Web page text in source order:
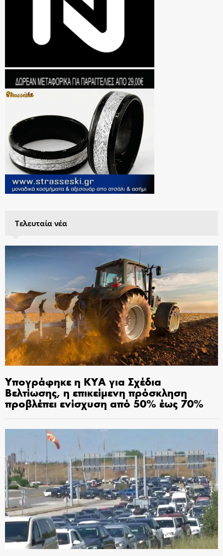
Τελευταία νέα
Υπογράφηκε η ΚΥΑ για Σχέδια
Βελτίωσης, η επικείμενη πρόσκληση
προβλέπει ενίσχυση από 50% έως 70%